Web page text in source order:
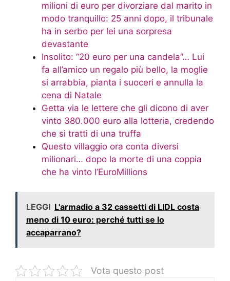
milioni di euro per divorziare dal marito in
modo tranquillo: 25 anni dopo, il tribunale
ha in serbo per lei una sorpresa
devastante
Insolito: “20 euro per una candela”… Lui
fa all’amico un regalo più bello, la moglie
si arrabbia, pianta i suoceri e annulla la
cena di Natale
Getta via le lettere che gli dicono di aver
vinto 380.000 euro alla lotteria, credendo
che si tratti di una truffa
Questo villaggio ora conta diversi
milionari… dopo la morte di una coppia
che ha vinto l’EuroMillions
LEGGI L'armadio a 32 cassetti di LIDL costa
meno di 10 euro: perché tutti se lo
accaparrano?
Vota questo post